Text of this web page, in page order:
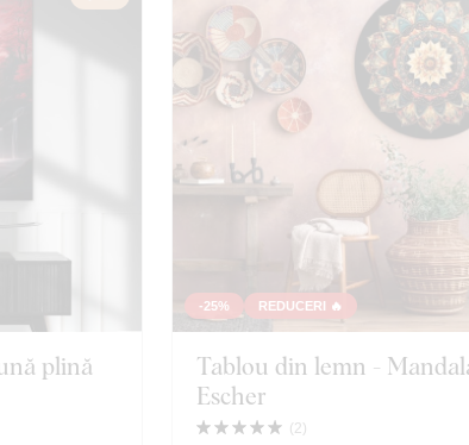
plină
-25% REDUCERI 🔥
Tablou din lemn -
Escher
(2)